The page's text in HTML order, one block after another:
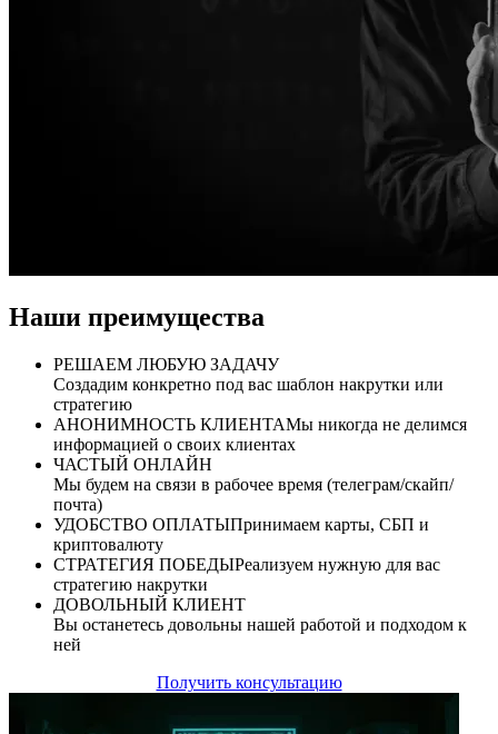
Наши преимущества
РЕШАЕМ ЛЮБУЮ ЗАДАЧУ
Создадим конкретно под вас шаблон накрутки или
стратегию
АНОНИМНОСТЬ КЛИЕНТАМы никогда не делимся
информацией о своих клиентах
ЧАСТЫЙ ОНЛАЙН
Мы будем на связи в рабочее время (телеграм/скайп/
почта)
УДОБСТВО ОПЛАТЫПринимаем карты, СБП и
криптовалюту
СТРАТЕГИЯ ПОБЕДЫРеализуем нужную для вас
стратегию накрутки
ДОВОЛЬНЫЙ КЛИЕНТ
Вы останетесь довольны нашей работой и подходом к
ней
Получить консультацию